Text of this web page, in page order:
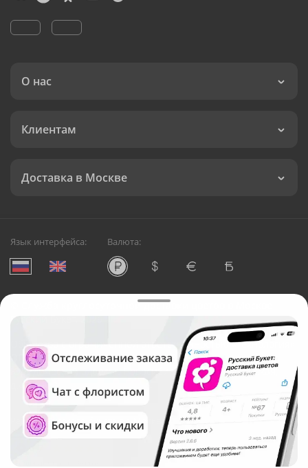
О нас
Клиентам
Доставка в Москве
Язык интерфейса: Валюта:
Служба круглосуточной доставки цветов в Москве
Русский Букет, 2026
Общество с ограниченной ответственностью «Технология»
ОГРН: 1195476081745, ИНН: 5410081997
Юридический адрес: г. Новосибирск, ул. Ипподромская,
д.42, оф. 3
Рейтинг Русского букета в г. Москва